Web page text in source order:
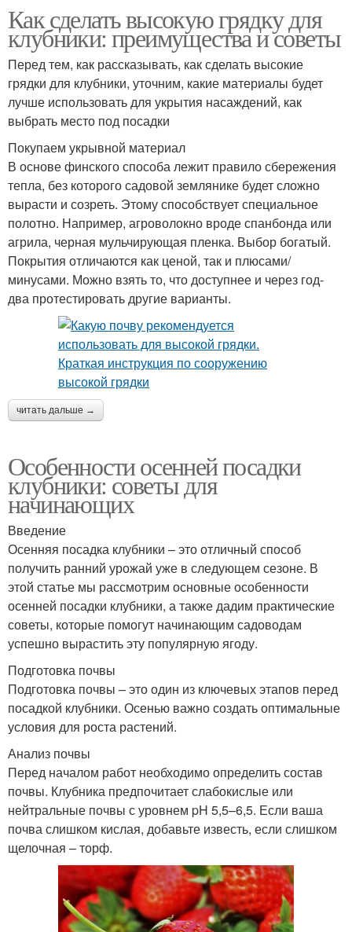
Как сделать высокую грядку для
клубники: преимущества и советы
Перед тем, как рассказывать, как сделать высокие
грядки для клубники, уточним, какие материалы будет
лучше использовать для укрытия насаждений, как
выбрать место под посадки
Покупаем укрывной материал
В основе финского способа лежит правило сбережения
тепла, без которого садовой землянике будет сложно
вырасти и созреть. Этому способствует специальное
полотно. Например, агроволокно вроде спанбонда или
агрила, черная мульчирующая пленка. Выбор богатый.
Покрытия отличаются как ценой, так и плюсами/
минусами. Можно взять то, что доступнее и через год-
два протестировать другие варианты.
читать дальше →
Особенности осенней посадки
клубники: советы для
начинающих
Введение
Осенняя посадка клубники – это отличный способ
получить ранний урожай уже в следующем сезоне. В
этой статье мы рассмотрим основные особенности
осенней посадки клубники, а также дадим практические
советы, которые помогут начинающим садоводам
успешно вырастить эту популярную ягоду.
Подготовка почвы
Подготовка почвы – это один из ключевых этапов перед
посадкой клубники. Осенью важно создать оптимальные
условия для роста растений.
Анализ почвы
Перед началом работ необходимо определить состав
почвы. Клубника предпочитает слабокислые или
нейтральные почвы с уровнем pH 5,5–6,5. Если ваша
почва слишком кислая, добавьте известь, если слишком
щелочная – торф.